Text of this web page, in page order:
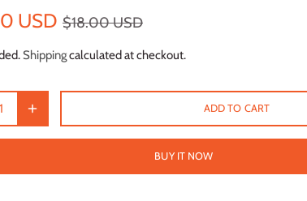
USD $18.00 USD
Shippingcalculated at checkout.
ADD TO CART
BUY IT NOW